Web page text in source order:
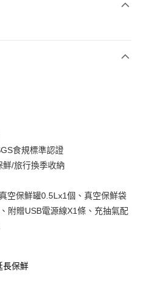
大用戶可立即使用無須另外申請。
單成立後會自動跳轉到大哥付的交易
期數、繳款截止日，確認付款後即完
請依後續交易確認頁面所載為準。
示未達大哥付你分期系統評分，恕無
免運費
食規標準認證
/旅行換季收納
空保鮮罐0.5Lx1個、真空保鮮袋
附贈USB電源線X1條、充抽氣配
長保鮮